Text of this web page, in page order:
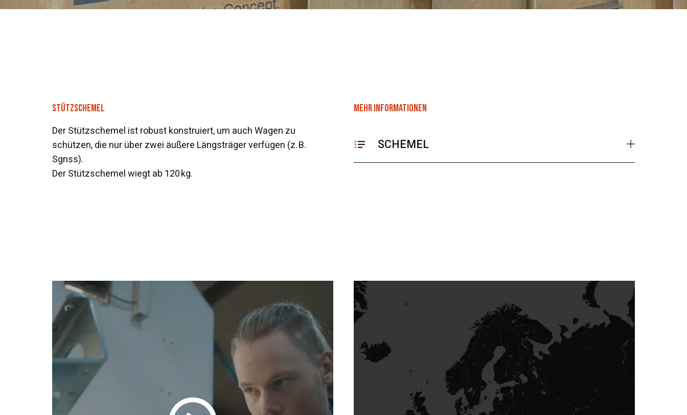
STÜTZSCHEMEL
Der Stützschemel ist robust konstruiert, um auch Wagen zu
schützen, die nur über zwei äußere Längsträger verfügen (z. B.
Sgnss).
Der Stützschemel wiegt ab 120 kg.
MEHR INFORMATIONEN
SCHEMEL